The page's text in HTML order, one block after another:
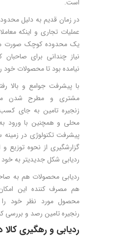
است.
در زمان قدیم به دلیل
عملیات تجاری و اینکه
یک محدوده کوچک صورت
نیاز چندانی برای صاحبان
نیامده بود تا محصولات خود
با پیشرفت جوامع و بالا
مشتری و مطرح شدن
زنجیره­ تامین به جای
محلی و همچنین با ورود
پیشرفت تکنولوژی در زمینه
گزارش­گیری از نحوه توزیع و
ردیابی شکل جدیدی­تر به
ردیابی محصولات هم به
هم مصرف­ کننده این
محصول مورد نظر خود
رنجیره ­تامین رصد و بررسی
ردیابی و رهگیری